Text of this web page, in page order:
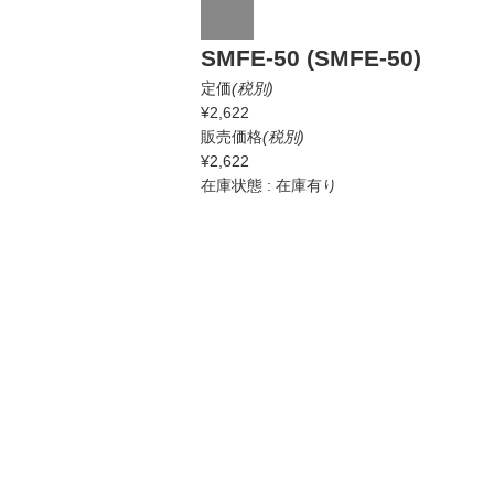
SMFE-50 (SMFE-50)
定価(税別)
¥2,622
販売価格(税別)
¥2,622
在庫状態 : 在庫有り